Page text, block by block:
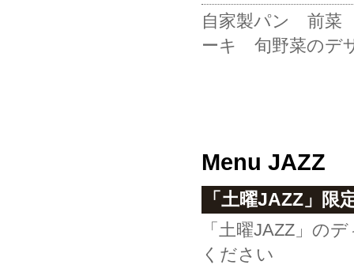
自家製パン 前
ーキ 旬野菜の
Menu JAZZ
「土曜JAZZ」限
「土曜JAZZ」の
ください